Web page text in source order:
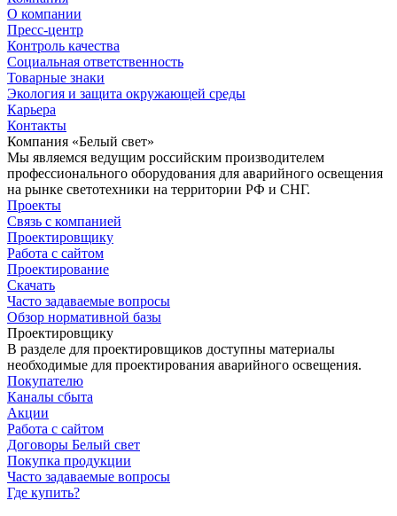
О компании
Пресс-центр
Контроль качества
Социальная ответственность
Товарные знаки
Экология и защита окружающей среды
Карьера
Контакты
Компания «Белый свет»
Мы являемся ведущим российским производителем
профессионального оборудования для аварийного освещения
на рынке светотехники на территории РФ и СНГ.
Проекты
Связь с компанией
Проектировщику
Работа с сайтом
Проектирование
Скачать
Часто задаваемые вопросы
Обзор нормативной базы
Проектировщику
В разделе для проектировщиков доступны материалы
необходимые для проектирования аварийного освещения.
Покупателю
Каналы сбыта
Акции
Работа с сайтом
Договоры Белый свет
Покупка продукции
Часто задаваемые вопросы
Где купить?